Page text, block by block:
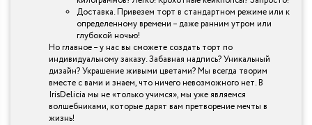
Доставка. Привезем торт в стандартном режиме или к
определенному времени – даже ранним утром или
глубокой ночью!
Но главное – у нас вы сможете создать торт по
индивидуальному заказу. Забавная надпись? Уникальный
дизайн? Украшение живыми цветами? Мы всегда творим
вместе с вами и знаем, что ничего невозможного нет. В
IrisDelicia мы не «только учимся», мы уже являемся
волшебниками, которые дарят вам претворение мечты в
жизнь!